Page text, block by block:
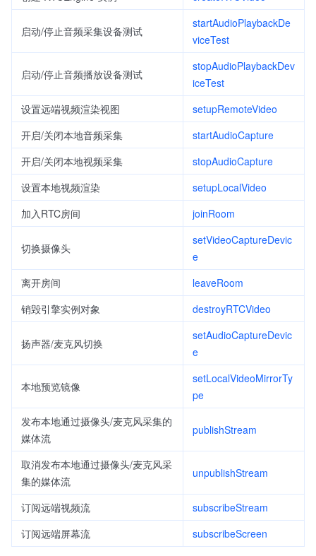
启动/停止音频采集设备测试
startAudioPlaybackDe
viceTest
启动/停止音频播放设备测试
stopAudioPlaybackDev
iceTest
设置远端视频渲染视图
setupRemoteVideo
开启/关闭本地音频采集
startAudioCapture
开启/关闭本地视频采集
stopAudioCapture
设置本地视频渲染
setupLocalVideo
加入RTC房间
joinRoom
切换摄像头
setVideoCaptureDevic
e
离开房间
leaveRoom
销毁引擎实例对象
destroyRTCVideo
扬声器/麦克风切换
setAudioCaptureDevic
e
本地预览镜像
setLocalVideoMirrorTy
pe
发布本地通过摄像头/麦克风采集的
媒体流
publishStream
取消发布本地通过摄像头/麦克风采
集的媒体流
unpublishStream
订阅远端视频流
subscribeStream
订阅远端屏幕流
subscribeScreen